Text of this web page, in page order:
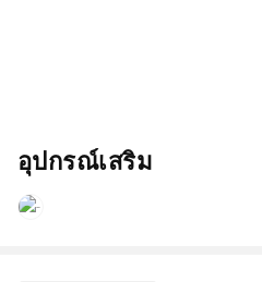
อุปกรณ์เสริม